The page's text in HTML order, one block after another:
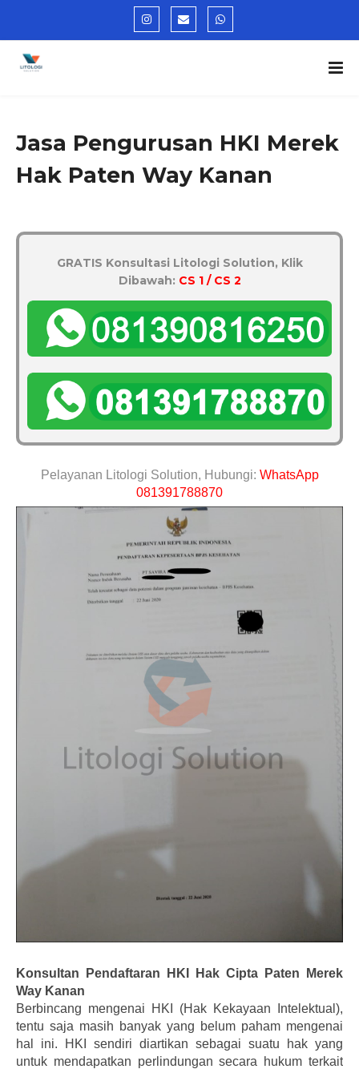
Jasa Pengurusan HKI Merek
Hak Paten Way Kanan
GRATIS Konsultasi Litologi Solution, Klik
Dibawah: CS 1 / CS 2
Pelayanan Litologi Solution, Hubungi: WhatsApp
081391788870
Konsultan Pendaftaran HKI Hak Cipta Paten Merek
Way Kanan
Berbincang mengenai HKI (Hak Kekayaan Intelektual),
tentu saja masih banyak yang belum paham mengenai
hal ini. HKI sendiri diartikan sebagai suatu hak yang
untuk mendapatkan perlindungan secara hukum terkait